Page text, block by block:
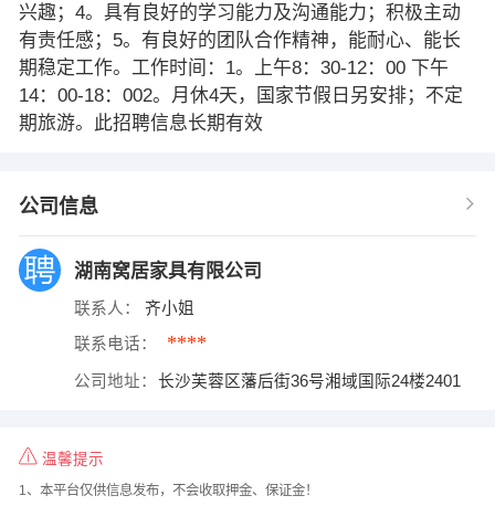
兴趣；4。具有良好的学习能力及沟通能力；积极主动
有责任感；5。有良好的团队合作精神，能耐心、能长
期稳定工作。工作时间：1。上午8：30-12：00 下午
14：00-18：002。月休4天，国家节假日另安排；不定
期旅游。此招聘信息长期有效
公司信息
湖南窝居家具有限公司
联系人： 齐小姐
联系电话： ****
公司地址： 长沙芙蓉区藩后街36号湘域国际24楼2401
温馨提示
1、本平台仅供信息发布，不会收取押金、保证金！